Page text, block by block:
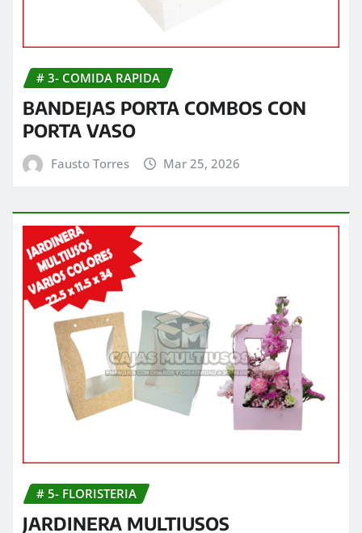
# 3- COMIDA RAPIDA
BANDEJAS PORTA COMBOS CON
PORTA VASO
Fausto Torres Mar 25, 2026
# 5- FLORISTERIA
JARDINERA MULTIUSOS